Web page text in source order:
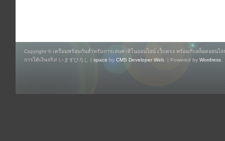
Copyright © เตรียมพร้อมกันสำหรับการเล่นคาสิโนออนไลน์ เว็บตรง พร้อมกับสล็อตออนไ
การได้เงินจริง! いまずひろし |spacebyCMS Developer Web. | Powered byWordress.